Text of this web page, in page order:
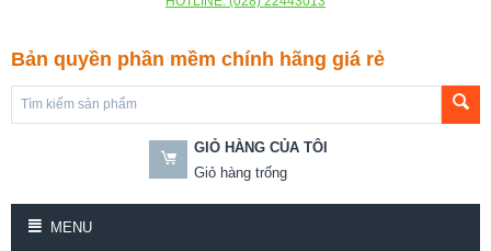
Bản quyền phần mềm chính hãng giá rẻ
GIỎ HÀNG CỦA TÔI
Giỏ hàng trống
MENU